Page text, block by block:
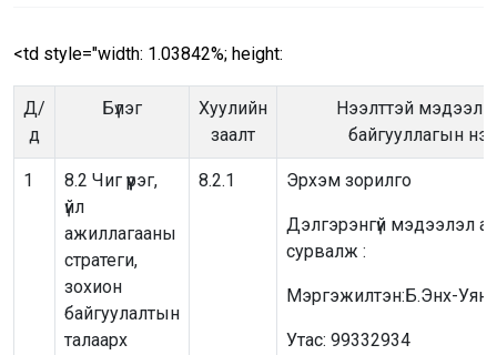
<td style="width: 1.03842%; height:
Д/
д
Бүлэг
Хуулийн
заалт
Нээлттэй
байгууллагын нэр
1
8.2 Чиг үүрэг,
үйл
ажиллагааны
стратеги,
зохион
байгуулалтын
талаарх
8.2.1 Эрхэм зорилго
Дэлгэрэнгүй мэдээлэл
сурвалж :
Мэргэжилтэн:Б.Энх-
Утас: 99332934